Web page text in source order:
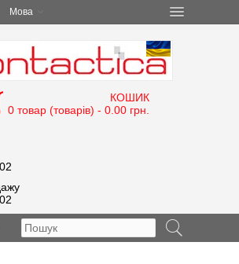
Мова
КОШИК
0 товар (товарів) - 0.00 грн.